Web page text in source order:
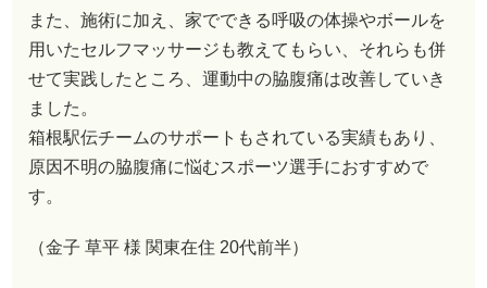
箱根駅伝チームのサポートもされている実績もあり、
原因不明の脇腹痛に悩むスポーツ選手におすすめで
す。
（金子 草平 様 関東在住 20代前半）
※効果には個人差があります